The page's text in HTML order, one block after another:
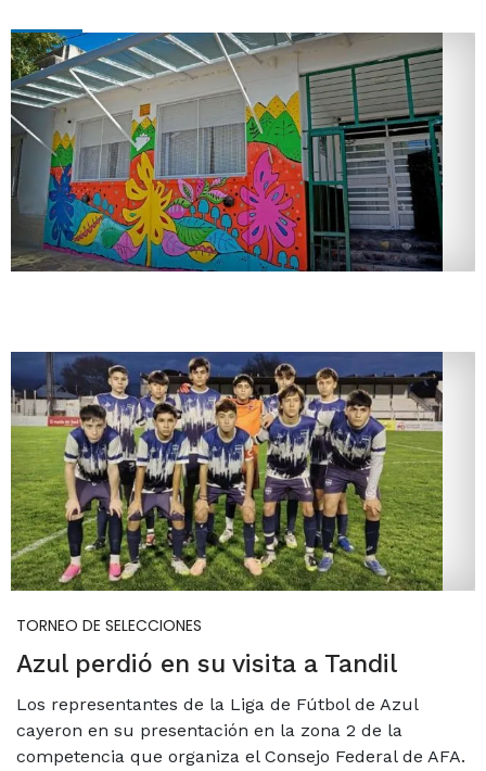
TORNEO DE SELECCIONES
Azul perdió en su visita a Tandil
Los representantes de la Liga de Fútbol de Azul
cayeron en su presentación en la zona 2 de la
competencia que organiza el Consejo Federal de AFA.